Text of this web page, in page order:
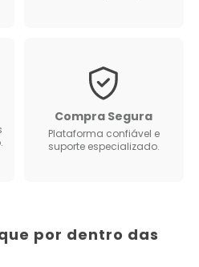
Compra Segura
Plataforma confiável e
suporte especializado.
por dentro das